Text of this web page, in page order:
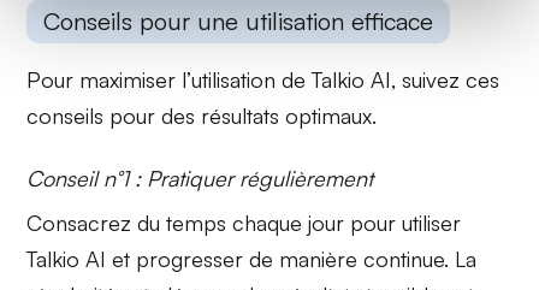
Conseils pour une utilisation efficace
Pour maximiser l’utilisation de Talkio AI, suivez ces
conseils pour des résultats optimaux.
Conseil n°1 : Pratiquer régulièrement
Consacrez du temps chaque jour pour utiliser
Talkio AI et progresser de manière continue. La